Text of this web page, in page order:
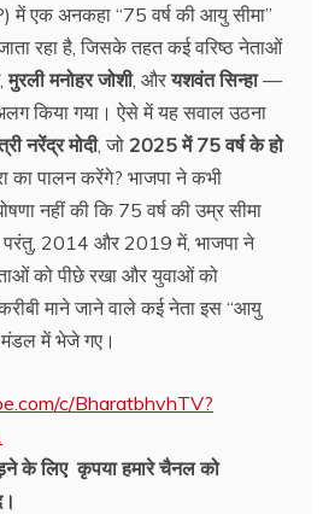
में एक अनकहा “75 वर्ष की आयु सीमा”
रहा है, जिसके तहत कई वरिष्ठ नेताओं
,मुरली मनोहर जोशी, औरयशवंत सिन्हा—
किया गया। ऐसे में यह सवाल उठना
नरेंद्र मोदी, जो 2025 में 75 वर्ष के हो
का पालन करेंगे? भाजपा ने कभी
नहीं की कि 75 वर्ष की उम्र सीमा
2014 और 2019 में, भाजपा ने
को पीछे रखा और युवाओं को
माने जाने वाले कई नेता इस “आयु
मंडल में भेजे गए।
c/BharatbhvhTV?
के लिए कृपया हमारे चैनल को